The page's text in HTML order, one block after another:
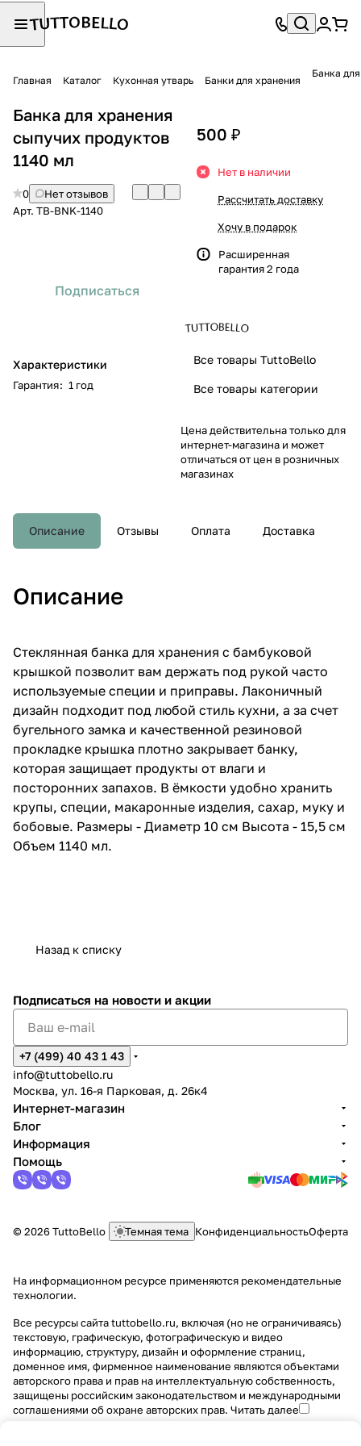
Главная Каталог Кухонная утварь Банки для хранения
Банка
Банка для хранения
сыпучих продуктов
1140 мл
0
Нет отзывов
Арт. TB-BNK-1140
Подписаться
Характеристики
Гарантия: 1 год
500 ₽
Нет в наличии
Рассчитать доставку
Хочу в подарок
Расширенная
гарантия 2 года
Все товары TuttoBello
Все товары категории
Цена действительна только для
интернет-магазина и может
отличаться от цен в розничных
магазинах
Описание Отзывы Оплата Доставка
Описание
Стеклянная банка для хранения с бамбуковой
крышкой позволит вам держать под рукой часто
используемые специи и приправы. Лаконичный
дизайн подходит под любой стиль кухни, а за счет
бугельного замка и качественной резиновой
прокладке крышка плотно закрывает банку,
которая защищает продукты от влаги и
посторонних запахов. В ёмкости удобно хранить
крупы, специи, макаронные изделия, сахар, муку и
бобовые. Размеры - Диаметр 10 см Высота - 15,5 см
Объем 1140 мл.
Назад к списку
Подписаться на новости и акции
+7 (499) 40 43 1 43
info@tuttobello.ru
Москва, ул. 16-я Парковая, д. 26к4
Интернет-магазин
Блог
Информация
Помощь
© 2026 TuttoBello Темная тема КонфиденциальностьОферта
На информационном ресурсе применяются рекомендательные
технологии.
Все ресурсы сайта tuttobello.ru, включая (но не ограничиваясь)
текстовую, графическую, фотографическую и видео
информацию, структуру, дизайн и оформление страниц,
доменное имя, фирменное наименование являются объектами
авторского права и прав на интеллектуальную собственность,
защищены российским законодательством и международными
соглашениями об охране авторских прав. Читать далее